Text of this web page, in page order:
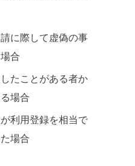
に際して虚偽の事
合
たことがある者か
場合
利用登録を相当で
場合